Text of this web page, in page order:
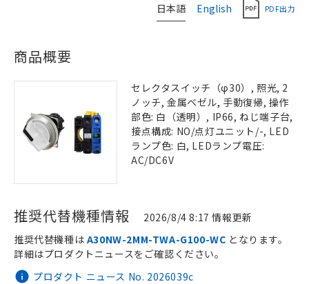
日本語 English PDF出力
商品概要
セレクタスイッチ（φ30）, 照光, 2
ノッチ, 金属ベゼル, 手動復帰, 操作
部色: 白（透明）, IP66, ねじ端子台,
接点構成: NO/点灯ユニット/-, LED
ランプ色: 白, LEDランプ電圧:
AC/DC6V
推奨代替機種情報 2026/8/4 8:17 情報更新
プロダクト ニュース No. 2026039c
推奨代替機種は A30NW-2MM-TWA-G100-WC となります。
詳細はプロダクトニュースをご確認ください。